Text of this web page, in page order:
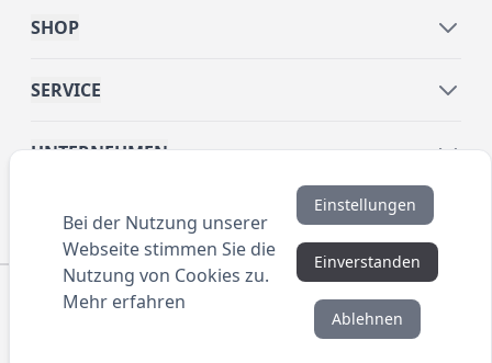
SHOP
SERVICE
UNTERNEHMEN
INFORMATIONEN
© 2016 ANYBRAND.de. All Rights Reserved. Alle
Preisangaben sind Nettopreise zzgl. MwSt. und Versand.
Kein Privatverkauf. Unser Angebot richtet sich
Bei der Nutzung unserer
Webseite stimmen Sie die
Nutzung von Cookies zu.
Mehr erfahren
Einstellungen
Einverstanden
Ablehnen